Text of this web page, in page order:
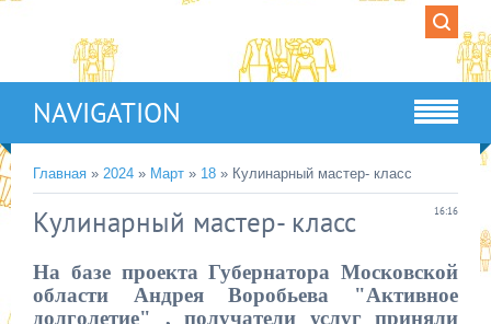
NAVIGATION
Главная » 2024 » Март » 18 » Кулинарный мастер- класс
16:16
Кулинарный мастер- класс
На базе проекта Губернатора Московской
области Андрея Воробьева "Активное
долголетие" , получатели услуг приняли